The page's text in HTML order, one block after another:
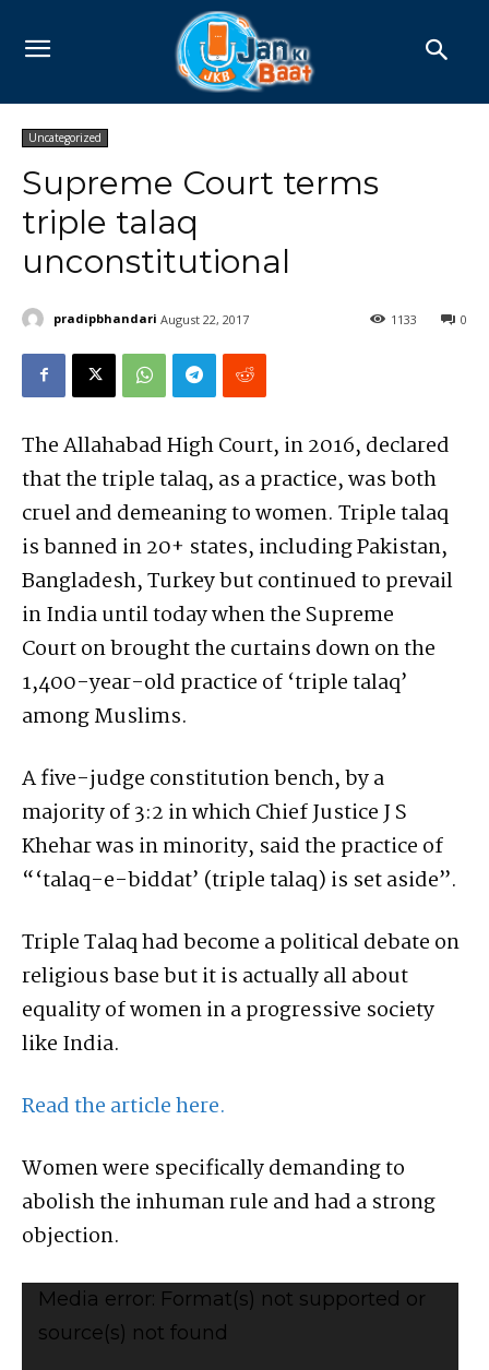
Uncategorized
Supreme Court terms
triple talaq
unconstitutional
pradipbhandari August 22, 2017 0
1133
The Allahabad High Court, in 2016, declared
that the triple talaq, as a practice, was both
cruel and demeaning to women. Triple talaq
is banned in 20+ states, including Pakistan,
Bangladesh, Turkey but continued to prevail
in India until today when the Supreme
Court on brought the curtains down on the
1,400-year-old practice of ‘triple talaq’
among Muslims.
A five-judge constitution bench, by a
majority of 3:2 in which Chief Justice J S
Khehar was in minority, said the practice of
“‘talaq-e-biddat’ (triple talaq) is set aside”.
Triple Talaq had become a political debate on
religious base but it is actually all about
equality of women in a progressive society
like India.
Read the article here.
Women were specifically demanding to
abolish the inhuman rule and had a strong
objection.
Media error: Format(s) not supported or
source(s) not found